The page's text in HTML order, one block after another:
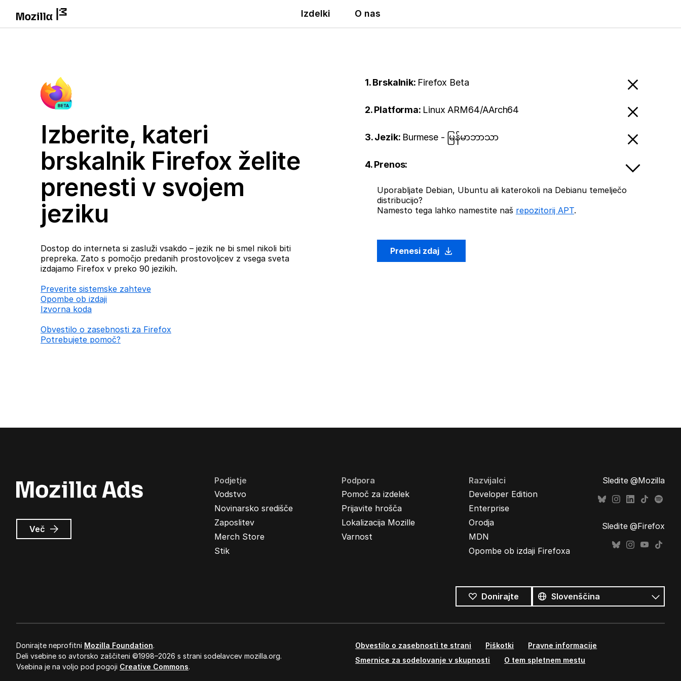
Izdelki O nas
Izberite, kateri
brskalnik Firefox želite
prenesti v svojem
jeziku
Dostop do interneta si zasluži vsakdo – jezik ne bi smel nikoli biti
prepreka. Zato s pomočjo predanih prostovoljcev z vsega sveta
izdajamo Firefox v preko 90 jezikih.
Preverite sistemske zahteve
Opombe ob izdaji
Izvorna koda
Obvestilo o zasebnosti za Firefox
Potrebujete pomoč?
1. Brskalnik: Firefox Beta
2. Platforma: Linux ARM64/AArch64
3. Jezik: Burmese - မြန်မာဘာသာ
4. Prenos:
Uporabljate Debian, Ubuntu ali katerokoli na Debianu temelječo
distribucijo?
Namesto tega lahko namestite naš repozitorij APT.
Prenesi zdaj
Več o
Oglasi
Podjetje
Vodstvo
Novinarsko središče
Zaposlitev
Merch Store
Stik
Podpora
Pomoč za izdelek
Prijavite hrošča
Lokalizacija Mozille
Varnost
Razvijalci
Developer Edition
Enterprise
Orodja
MDN
Opombe ob izdaji Firefoxa
Sledite @Mozilla
Sledite @Firefox
Donirajte
jeziki
Jezik
Donirajte neprofitni Mozilla Foundation.
Deli vsebine so avtorsko zaščiteni ©1998–2026 s strani sodelavcev mozilla.org.
Vsebina je na voljo pod pogoji Creative Commons.
Obvestilo o zasebnosti te strani Piškotki
Pravne informacije
Smernice za sodelovanje v skupnosti
O tem spletnem mestu